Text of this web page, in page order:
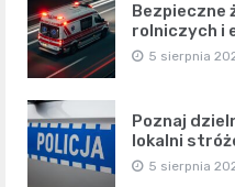
Bezpieczne
rolniczych i
5 sierpnia
Poznaj
lokalni
5 sierpnia